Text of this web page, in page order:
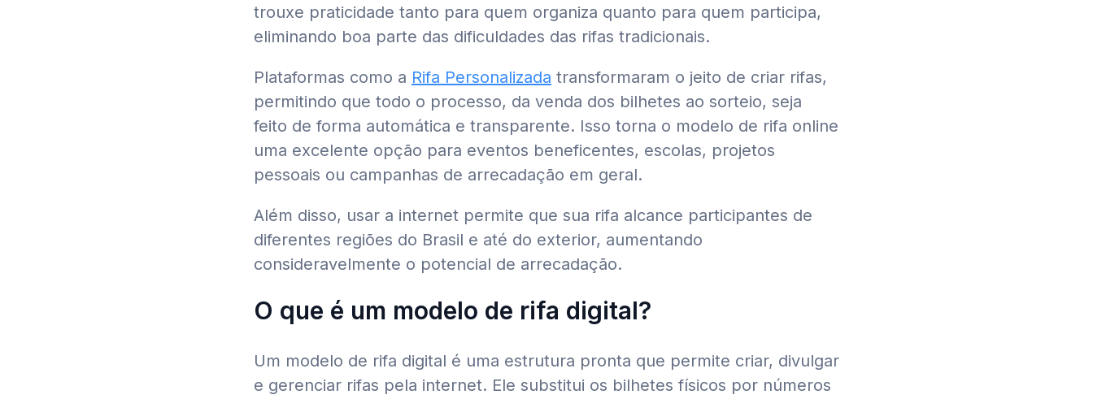
trouxe praticidade tanto para quem organiza quanto para quem participa,
eliminando boa parte das dificuldades das rifas tradicionais.
Plataformas como a Rifa Personalizada transformaram o jeito de criar rifas,
permitindo que todo o processo, da venda dos bilhetes ao sorteio, seja
feito de forma automática e transparente. Isso torna o modelo de rifa online
uma excelente opção para eventos beneficentes, escolas, projetos
pessoais ou campanhas de arrecadação em geral.
Além disso, usar a internet permite que sua rifa alcance participantes de
diferentes regiões do Brasil e até do exterior, aumentando
consideravelmente o potencial de arrecadação.
O que é um modelo de rifa digital?
Um modelo de rifa digital é uma estrutura pronta que permite criar, divulgar
e gerenciar rifas pela internet. Ele substitui os bilhetes físicos por números